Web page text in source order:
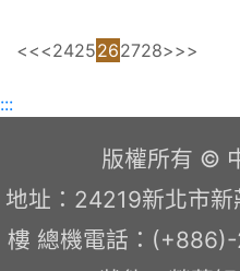
<<<2425262728>>>
:::
版權所有 ©
地址：24219新北市
樓 總機電話：